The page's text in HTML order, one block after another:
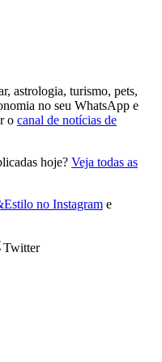
astrologia, turismo, pets,
no seu WhatsApp e
o canal de notícias de
hoje? Veja todas as
no Instagram e
Twitter